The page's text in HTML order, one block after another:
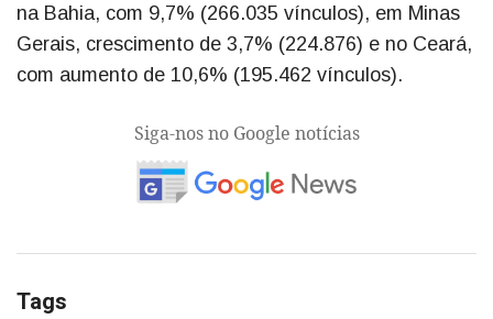
na Bahia, com 9,7% (266.035 vínculos), em Minas
Gerais, crescimento de 3,7% (224.876) e no Ceará,
com aumento de 10,6% (195.462 vínculos).
Siga-nos no Google notícias
Tags